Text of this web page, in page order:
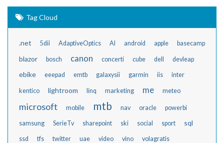
Tag Cloud
.net 5dii AdaptiveOptics AI android apple basecamp
blazor bosch canon concerti cube dell devleap
ebike eeepad emtb galaxysii garmin iis inter
kentico lightroom linq marketing me meteo
microsoft mobile mtb nav oracle powerbi
samsung SerieTv sharepoint ski social sport sql
ssd tfs twitter uae video vino volagratis